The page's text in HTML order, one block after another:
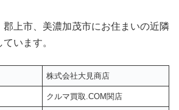
郡上市、美濃加茂市にお住まいの近隣
います。
株式会社大見商店
クルマ買取.COM関店